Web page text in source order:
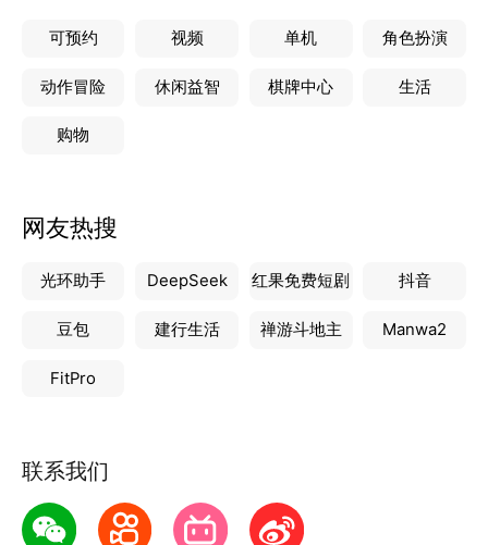
可预约 视频 单机 角色扮演
动作冒险 休闲益智 棋牌中心 生活
购物
网友热搜
光环助手 DeepSeek 红果免费短剧 抖音
豆包 建行生活 禅游斗地主 Manwa2
FitPro
联系我们